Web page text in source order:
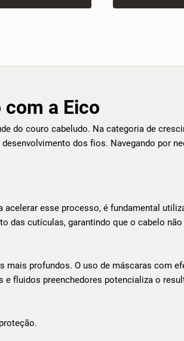
a Eico
do couro cabeludo. Na categoria de
dos fios. Navegando por
esse processo, é fundamental
das cutículas, garantindo que o cabelo
profundos. O uso de máscaras com
fluidos preenchedores potencializa o